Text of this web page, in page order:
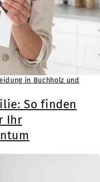
in Buchholz und
So finden
Ihr